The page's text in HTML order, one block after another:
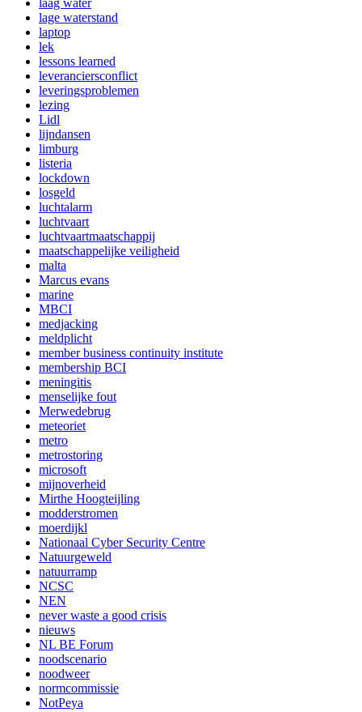
lage waterstand
laptop
lek
lessons learned
leveranciersconflict
leveringsproblemen
lezing
Lidl
lijndansen
limburg
listeria
lockdown
losgeld
luchtalarm
luchtvaart
luchtvaartmaatschappij
maatschappelijke veiligheid
malta
Marcus evans
marine
MBCI
medjacking
meldplicht
member business continuity institute
membership BCI
meningitis
menselijke fout
Merwedebrug
meteoriet
metro
metrostoring
microsoft
mijnoverheid
Mirthe Hoogteijling
modderstromen
moerdijkl
Nationaal Cyber Security Centre
Natuurgeweld
natuurramp
NCSC
NEN
never waste a good crisis
nieuws
NL BE Forum
noodscenario
noodweer
normcommissie
NotPeya